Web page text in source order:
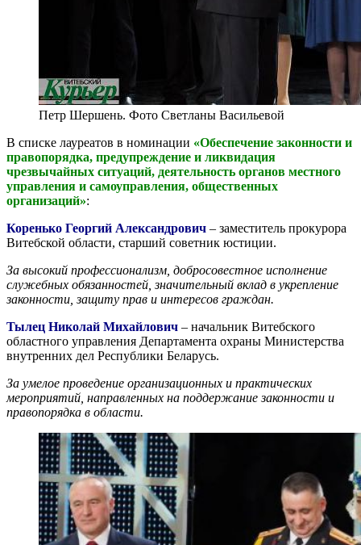
Петр Шершень. Фото Светланы Васильевой
В списке лауреатов в номинации «Обеспечение законности и
правопорядка, предупреждение и ликвидация
чрезвычайных ситуаций, деятельность органов местного
управления и самоуправления, общественных
организаций»:
Коренько Георгий Александрович – заместитель прокурора
Витебской области, старший советник юстиции.
За высокий профессионализм, добросовестное исполнение
служебных обязанностей, значительный вклад в укрепление
законности, защиту прав и интересов граждан.
Тылец Николай Михайлович – начальник Витебского
областного управления Департамента охраны Министерства
внутренних дел Республики Беларусь.
За умелое проведение организационных и практических
мероприятий, направленных на поддержание законности и
правопорядка в области.